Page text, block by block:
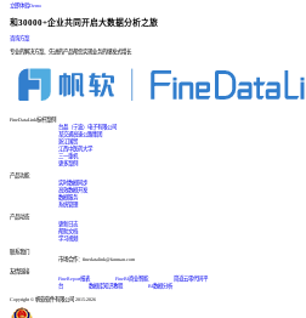
立即体验Demo
和30000+企业共同开启大数据分析之旅
咨询方案
专业的解决方案、先进的产品帮您实现业务的爆发式增长
FineDataLink标杆案例
台晶（宁波）电子有限公司
某交通高速公路集团
浙江国贸
江西中医药大学
三一重机
更多案例
产品功能
实时数据同步
高效数据开发
数据服务
系统管理
产品动态
更新日志
帮助文档
学习视频
联系我们
市场合作：finedatalink@fanruan.com
友情链接
FineReport报表
FineBI商业智能
简道云零代码平
台
数据库知识教程 BI数据分析
Copyright © 帆软软件有限公司 2015-2026